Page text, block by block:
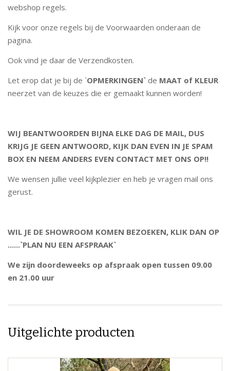
webshop regels.
Kijk voor onze regels bij de Voorwaarden onderaan de
pagina.
Ook vind je daar de Verzendkosten.
Let erop dat je bij de `OPMERKINGEN` de MAAT of KLEUR
neerzet van de keuzes die er gemaakt kunnen worden!
WIJ BEANTWOORDEN BIJNA ELKE DAG DE MAIL, DUS
KRIJG JE GEEN ANTWOORD, KIJK DAN EVEN IN JE SPAM
BOX EN NEEM ANDERS EVEN CONTACT MET ONS OP!!
We wensen jullie veel kijkplezier en heb je vragen mail ons
gerust.
WIL JE DE SHOWROOM KOMEN BEZOEKEN, KLIK DAN OP
......`PLAN NU EEN AFSPRAAK`
We zijn doordeweeks op afspraak open tussen 09.00
en 21.00 uur
Uitgelichte producten